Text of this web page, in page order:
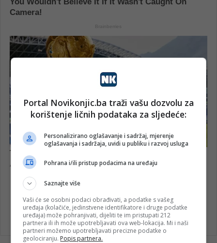
sahrana
Portal Novikonjic.ba traži vašu dozvolu za
korištenje ličnih podataka za sljedeće:
Personalizirano oglašavanje i sadržaj, mjerenje
oglašavanja i sadržaja, uvidi u publiku i razvoj usluga
Pohrana i/ili pristup podacima na uređaju
Saznajte više
Vaši će se osobni podaci obrađivati, a podatke s vašeg
uređaja (kolačiće, jedinstvene identifikatore i druge podatke
uređaja) može pohranjivati, dijeliti te im pristupati 212
partnera ili ih može upotrebljavati ova web-lokacija. Mi i naši
partneri možemo upotrebljavati precizne podatke o
geolociranju. Popis partnera.